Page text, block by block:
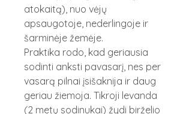
atokaitą), nuo vėjų
apsaugotoje, nederlingoje ir
šarminėje žemėje.
Praktika rodo, kad geriausia
sodinti anksti pavasarį, nes per
vasarą pilnai įsišaknija ir daug
geriau žiemoja. Tikroji levanda
(2 metų sodinukai) žydi birželio